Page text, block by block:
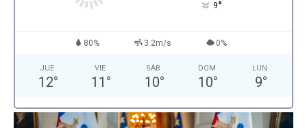
9°
80% 3.2m/s 0%
JUE
12°
VIE
11 °
SÁB
10°
DOM
10°
LUN
9°